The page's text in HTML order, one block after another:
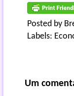
Posted by
Labels:
Um